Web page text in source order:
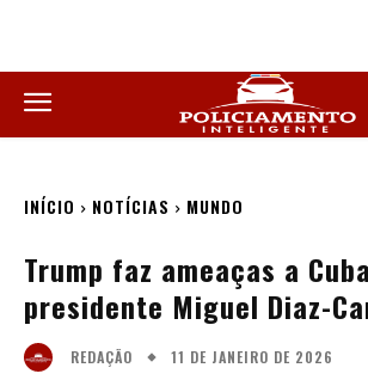
INÍCIO NOTÍCIAS MUNDO
Trump faz ameaças a
presidente Miguel Diaz-
REDAÇÃO 11 DE JANEIRO DE 2026